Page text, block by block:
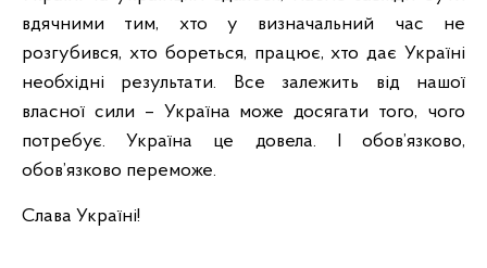
вдячними тим, хто у визначальний час не
розгубився, хто бореться, працює, хто дає Україні
необхідні результати. Все залежить від нашої
власної сили – Україна може досягати того, чого
потребує. Україна це довела. І обов’язково,
обов’язково переможе.
Слава Україні!